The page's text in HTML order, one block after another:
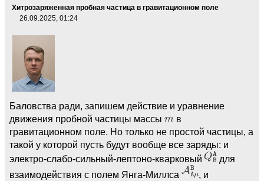
Хитрозаряженная пробная частица в гравитационном поле
26.09.2025, 01:24
Баловства ради, запишем действие и уравнение
движения пробной частицы массы
в
гравитационном поле. Но только не простой частицы, а
такой у которой пусть будут вообще все заряды: и
электро-слабо-сильный-лептоно-кварковый
для
взаимодействия с полем Янга-Миллса
, и